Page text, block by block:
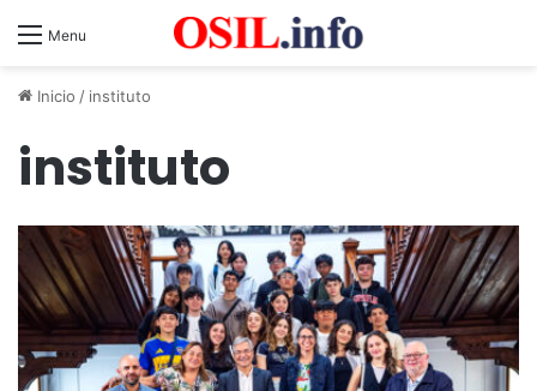
Menu
Inicio / instituto
instituto